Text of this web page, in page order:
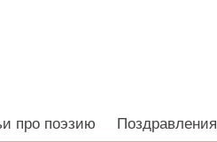
про поэзию Поздравления